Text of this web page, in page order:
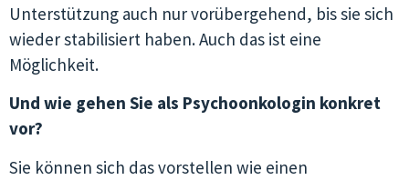
Unterstützung auch nur vorübergehend, bis sie sich
wieder stabilisiert haben. Auch das ist eine
Möglichkeit.
Und wie gehen Sie als Psychoonkologin konkret
vor?
Sie können sich das vorstellen wie einen